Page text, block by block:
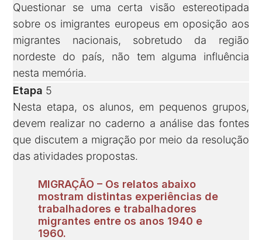
Questionar se uma certa visão estereotipada
sobre os imigrantes europeus em oposição aos
migrantes nacionais, sobretudo da região
nordeste do país, não tem alguma influência
nesta memória.
Etapa 5
Nesta etapa, os alunos, em pequenos grupos,
devem realizar no caderno a análise das fontes
que discutem a migração por meio da resolução
das atividades propostas.
MIGRAÇÃO – Os relatos abaixo
mostram distintas experiências de
trabalhadores e trabalhadores
migrantes entre os anos 1940 e
1960.